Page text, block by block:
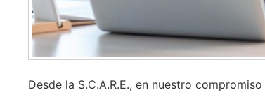
Desde la S.C.A.R.E., en nuestro